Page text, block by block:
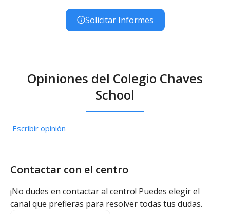
Solicitar Informes
Opiniones del Colegio Chaves
School
Escribir opinión
Contactar con el centro
¡No dudes en contactar al centro! Puedes elegir el
canal que prefieras para resolver todas tus dudas.